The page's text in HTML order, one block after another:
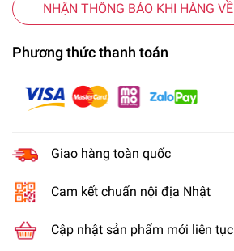
NHẬN THÔNG BÁO KHI HÀNG VỀ
Phương thức thanh toán
Giao hàng toàn quốc
Cam kết chuẩn nội địa Nhật
Cập nhật sản phẩm mới liên tục